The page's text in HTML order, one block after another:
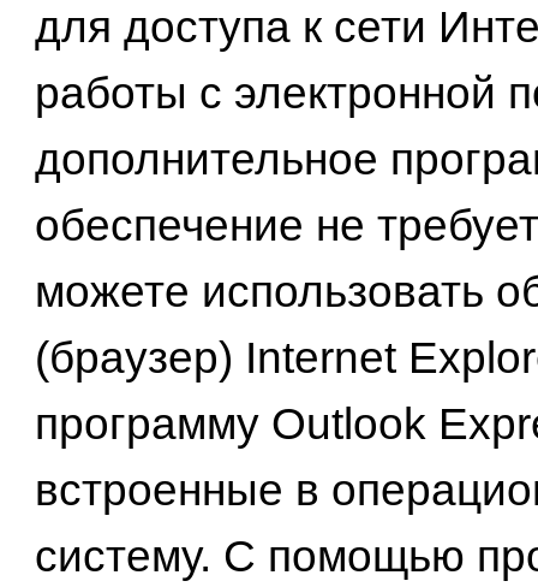
для доступа к сети
работы с электронной
дополнительное
обеспечение не
можете использовать
(браузер) Internet
программу Outlook
встроенные в
систему. С помощью